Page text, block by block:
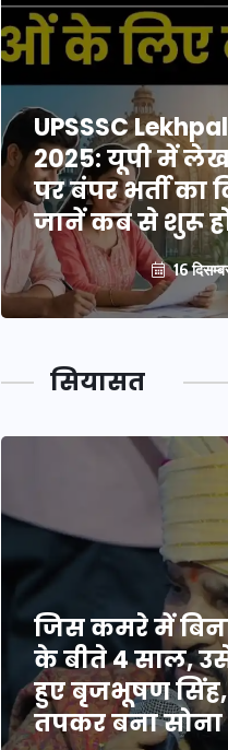
UPSSSC
2025: यूपी में
पर बंपर भर्ती का
जानें कब से शुरू
16
सियासत
जिस कमरे में
के बीते 4 साल,
हुए बृजभूषण
तपकर बना सोना